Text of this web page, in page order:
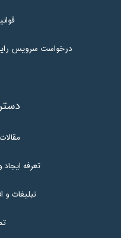
درخواست سرویس
تعرفه ایجاد
تبلیغات